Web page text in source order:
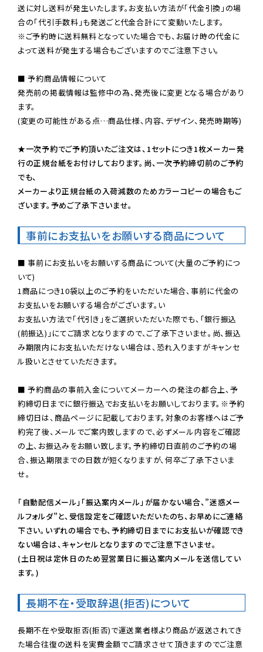
送に対し送料が発生いたします。お支払い方法が「代金引換」の場
※ご予約時に送料無料となっていた場合でも、お届け時の代金に
よって送料が発生する場合もございますのでご注意下さい。
■ 予約商品情報について
発売前の掲載情報は監修中の為、発売後に変更となる場合があり
ます。
(変更の可能性がある点…商品仕様、内容、デザイン、発売時期等)
★一次予約でご予約頂いたご注文は、1セットにつき1枚メーカー発
行の正規台紙をお付けしております。尚、一次予約締切前のご予約
でも、
メーカーより正規台紙の入荷減数のためカラーコピーの場合もご
ざいます。予めご了承下さいませ。
事前にお支払いをお願いする商品について
■ 事前にお支払いをお願いする商品について(大量のご予約につ
いて)
1商品につき10袋以上のご予約をいただいた場合、事前に代金の
お支払いをお願いする場合がございます。い
お支払い方法で「代引き」をご選択いただいた際でも、「銀行振込
(前振込)」にてご請求となりますので、ご了承下さいませ。尚、振込
み期限内にお支払いただけない場合は、恐れ入りますがキャンセ
ル扱いとさせていただきます。
■ 予約商品の事前入金についてメーカーへの発注の都合上、予
約締切日までに銀行振込でお支払いをお願いしております。※予約
締切日は、商品ページに記載しております。対象のお客様へはご予
約完了後、メールでご案内致しますので、必ずメール内容をご確認
の上、お振込みをお願い致します。予約締切日直前のご予約の場
合、振込期限までの日数が短くなりますが、何卒ご了承下さいま
せ。
「自動配信メール」「振込案内メール」が届かない場合、”迷惑メー
ルフォルダ”と、受信設定をご確認いただいたのち、お早めにご連絡
下さい。いずれの場合でも、予約締切日までにお支払いが確認でき
ない場合は、キャンセルとなりますのでご注意下さいませ。
(土日祝は定休日のため翌営業日に振込案内メールを送信してい
ます。)
長期不在・受取辞退(拒否)について
長期不在や受取拒否(拒否)で運送業者様より商品が返送されてき
た場合往復の送料を実費金額でご請求させて頂きますのでご注意